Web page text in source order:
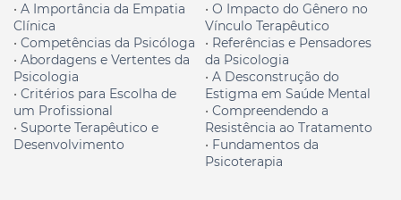
• A Importância da Empatia
Clínica
• Competências da Psicóloga
• Abordagens e Vertentes da
Psicologia
• Critérios para Escolha de
um Profissional
• Suporte Terapêutico e
Desenvolvimento
• O Impacto do Gênero no
Vínculo Terapêutico
• Referências e Pensadores
da Psicologia
• A Desconstrução do
Estigma em Saúde Mental
• Compreendendo a
Resistência ao Tratamento
• Fundamentos da
Psicoterapia